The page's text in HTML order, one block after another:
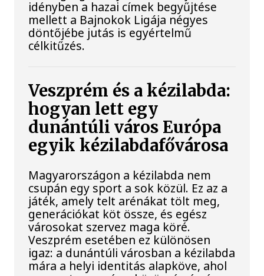
idényben a hazai címek begyűjtése
mellett a Bajnokok Ligája négyes
döntőjébe jutás is egyértelmű
célkitűzés.
Veszprém és a kézilabda:
hogyan lett egy
dunántúli város Európa
egyik kézilabdafővárosa
Magyarországon a kézilabda nem
csupán egy sport a sok közül. Ez az a
játék, amely telt arénákat tölt meg,
generációkat köt össze, és egész
városokat szervez maga köré.
Veszprém esetében ez különösen
igaz: a dunántúli városban a kézilabda
mára a helyi identitás alapköve, ahol